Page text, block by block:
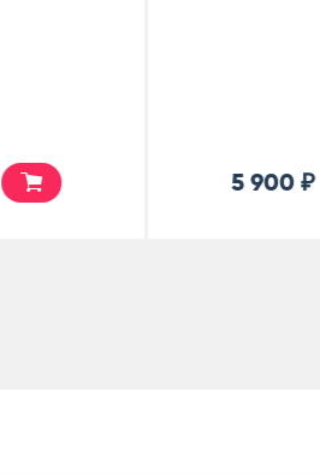
7 000 ₽